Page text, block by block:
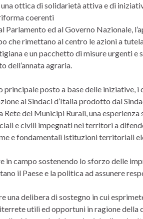
ottica di solidarietà attiva e di
coerenti
Parlamento ed al Governo Nazionale,
che rimettano al centro le azioni a
e un pacchetto di misure urgenti e
dell’annata agraria.
principale posto a base delle
ai Sindaci d’Italia prodotto dal
Rete dei Municipi Rurali, una
e civili impegnati nei territori a
e fondamentali istituzioni territoriali
in campo sostenendo lo sforzo delle
il Paese e la politica ad assunere
una delibera di sostegno in cui
utili ed opportuni in ragione